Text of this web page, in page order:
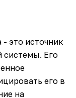
это источник
системы. Его
его в
на